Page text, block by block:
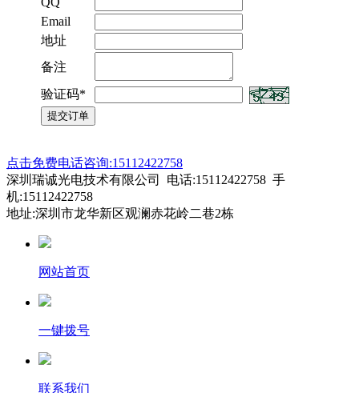
Email
地址
备注
验证码*
点击免费电话咨询:15112422758
深圳瑞诚光电技术有限公司 电话:15112422758 手
机:15112422758
地址:深圳市龙华新区观澜赤花岭二巷2栋
网站首页
一键拨号
联系我们